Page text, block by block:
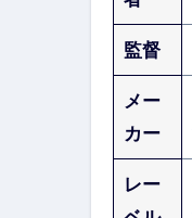
監督
メー
カー
レー